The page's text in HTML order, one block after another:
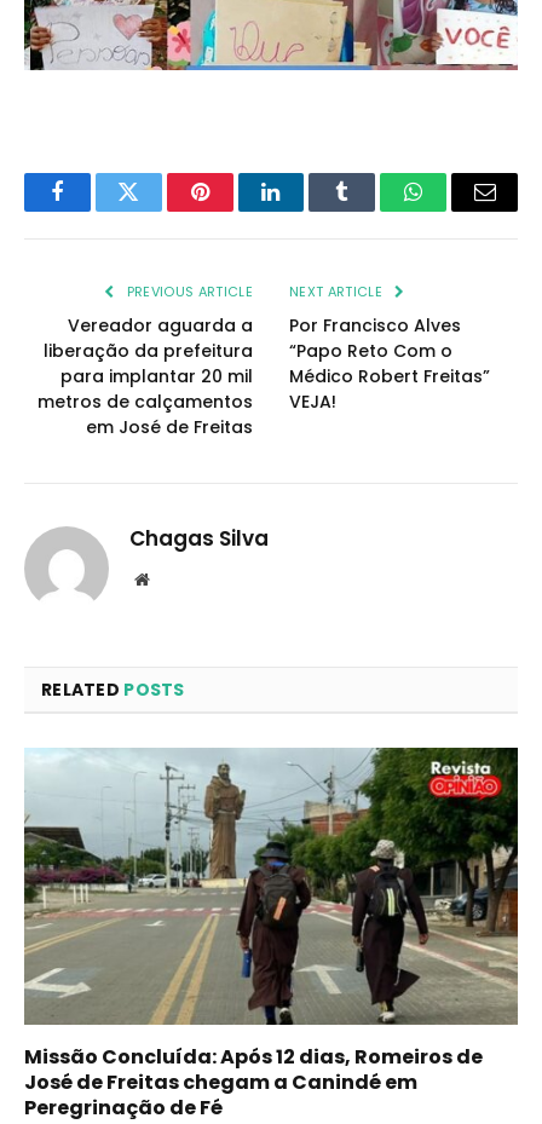
FacebookTwitter PinterestLinkedInTumblr WhatsAppEmail
PREVIOUS ARTICLE
Vereador aguarda a
liberação da prefeitura
para implantar 20 mil
metros de calçamentos
em José de Freitas
NEXT ARTICLE
Por Francisco Alves
“Papo Reto Com o
Médico Robert Freitas”
VEJA!
Chagas Silva
Website
RELATED POSTS
Missão Concluída: Após 12 dias, Romeiros de
José de Freitas chegam a Canindé em
Peregrinação de Fé